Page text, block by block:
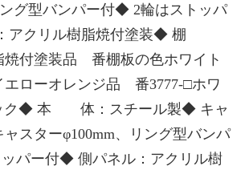
グ型バンパー付◆ 2輪はストッパ
アクリル樹脂焼付塗装◆ 棚
焼付塗装品 番棚板の色ホワイト
エローオレンジ品 番3777-□ホワ
ク◆ 本 体：スチール製◆ キャ
スターφ100mm、リング型バンパ
パー付◆ 側パネル：アクリル樹